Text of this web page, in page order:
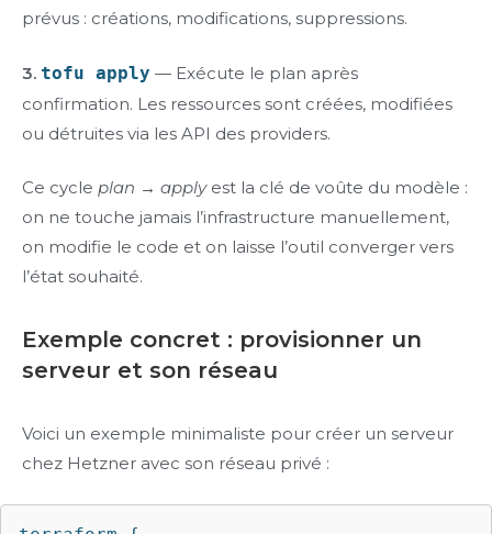
prévus : créations, modifications, suppressions.
3. tofu apply — Exécute le plan après
confirmation. Les ressources sont créées, modifiées
ou détruites via les API des providers.
Ce cycle plan → applyest la clé de voûte du modèle :
on ne touche jamais l’infrastructure manuellement,
on modifie le code et on laisse l’outil converger vers
l’état souhaité.
Exemple concret : provisionner un
serveur et son réseau
Voici un exemple minimaliste pour créer un serveur
chez Hetzner avec son réseau privé :